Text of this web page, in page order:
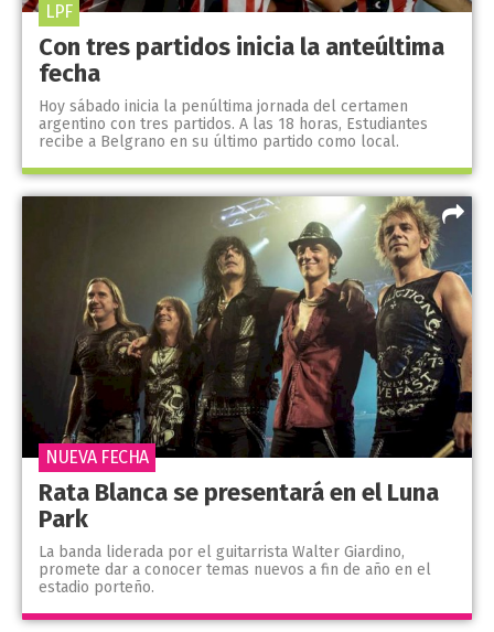
Con tres partidos inicia la anteúltima
fecha
Hoy sábado inicia la penúltima jornada del certamen
argentino con tres partidos. A las 18 horas, Estudiantes
recibe a Belgrano en su último partido como local.
LPF
Rata Blanca se presentará en el Luna
Park
La banda liderada por el guitarrista Walter Giardino,
promete dar a conocer temas nuevos a fin de año en el
estadio porteño.
NUEVA FECHA